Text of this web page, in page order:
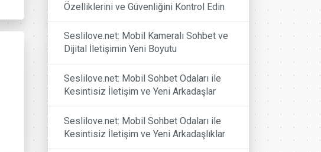
Özelliklerini ve Güvenliğini Kontrol Edin
Seslilove.net: Mobil Kameralı Sohbet ve
Dijital İletişimin Yeni Boyutu
Seslilove.net: Mobil Sohbet Odaları ile
Kesintisiz İletişim ve Yeni Arkadaşlar
Seslilove.net: Mobil Sohbet Odaları ile
Kesintisiz İletişim ve Yeni Arkadaşlıklar